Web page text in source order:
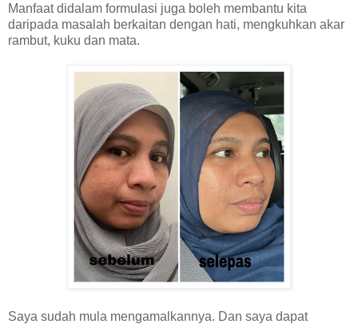
Manfaat didalam formulasi juga boleh membantu kita
daripada masalah berkaitan dengan hati, mengkuhkan akar
rambut, kuku dan mata.
Saya sudah mula mengamalkannya. Dan saya dapat